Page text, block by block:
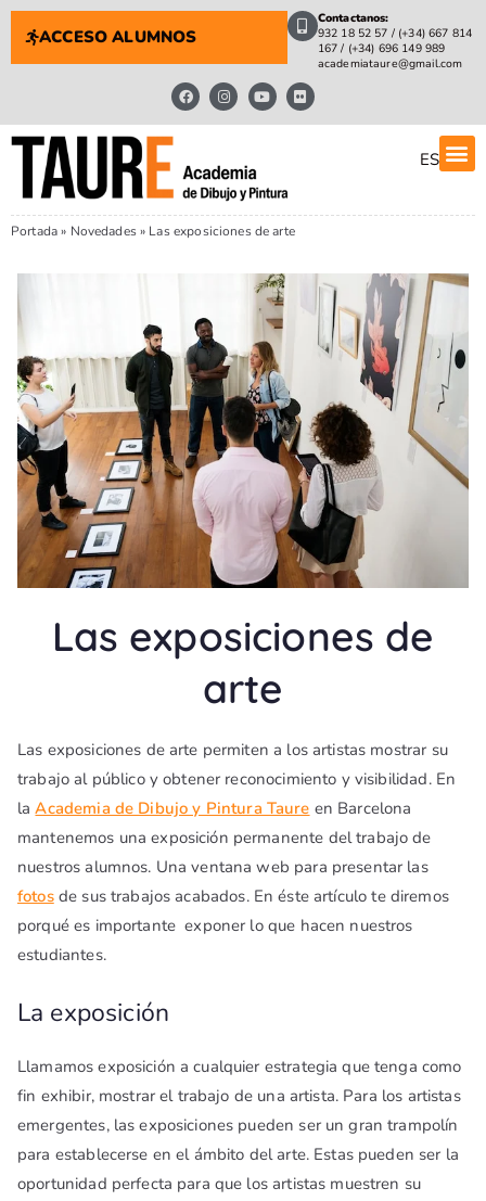
ACCESO ALUMNOS
Contactanos:
932 18 52 57 / (+34) 667 814
167 / (+34) 696 149 989
academiataure@gmail.com
ES
Portada» Novedades» Las exposiciones de arte
Las exposiciones de
arte
Las exposiciones de arte permiten a los artistas mostrar su
trabajo al público y obtener reconocimiento y visibilidad. En
laAcademia de Dibujo y Pintura Taure en Barcelona
mantenemos una exposición permanente del trabajo de
nuestros alumnos. Una ventana web para presentar las
fotos de sus trabajos acabados. En éste artículo te diremos
porqué es importante exponer lo que hacen nuestros
estudiantes.
La exposición
Llamamos exposición a cualquier estrategia que tenga como
fin exhibir, mostrar el trabajo de una artista. Para los artistas
emergentes, las exposiciones pueden ser un gran trampolín
para establecerse en el ámbito del arte. Estas pueden ser la
oportunidad perfecta para que los artistas muestren su